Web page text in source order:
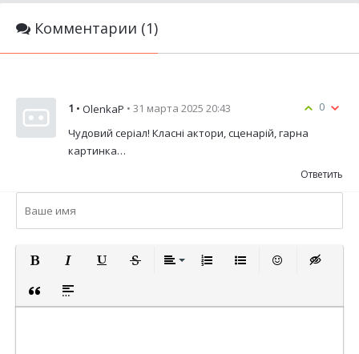
Комментарии (1)
0
1 • OlenkaP • 31 марта 2025 20:43
Чудовий серіал! Класні актори, сценарій, гарна
картинка…
Ответить
ПОЛУЖИРНЫЙ
КУРСИВ
ВСТАВКА ЦИТАТЫ
ВСТАВКА СПОЙЛЕРА